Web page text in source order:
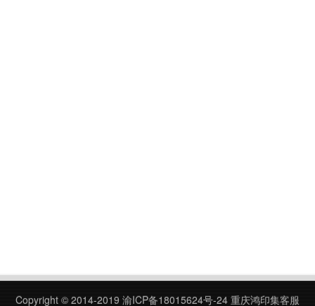
Copyright © 2014-2019 渝ICP备18015624号-24 重庆鸿印集客服